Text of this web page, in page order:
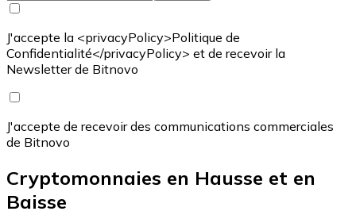
J'accepte la <privacyPolicy>Politique de
Confidentialité</privacyPolicy> et de recevoir la
Newsletter de Bitnovo
J'accepte de recevoir des communications commerciales
de Bitnovo
Cryptomonnaies en Hausse et en
Baisse